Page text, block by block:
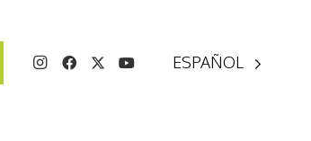
ESPAÑOL